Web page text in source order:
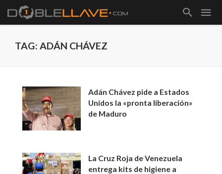
TAG: ADÁN CHÁVEZ
Adán Chávez pide a Estados
Unidos la «pronta liberación»
de Maduro
La Cruz Roja de Venezuela
entrega kits de higiene a